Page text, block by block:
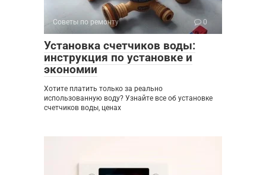
Советы по ремонту 0
Установка счетчиков воды:
инструкция по установке и
экономии
Хотите платить только за реально
использованную воду? Узнайте все об установке
счетчиков воды, ценах